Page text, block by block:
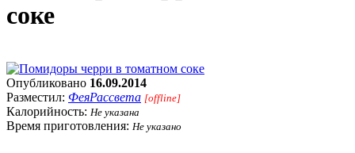
соке
Опубликовано 16.09.2014
Разместил: ФеяРассвета [offline]
Калорийность: Не указана
Время приготовления: Не указано